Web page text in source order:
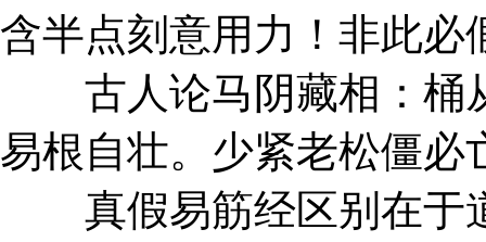
含半点刻意用力！非此必
古人论马阴藏相：桶
易根自壮。少紧老松僵必
真假易筋经区别在于